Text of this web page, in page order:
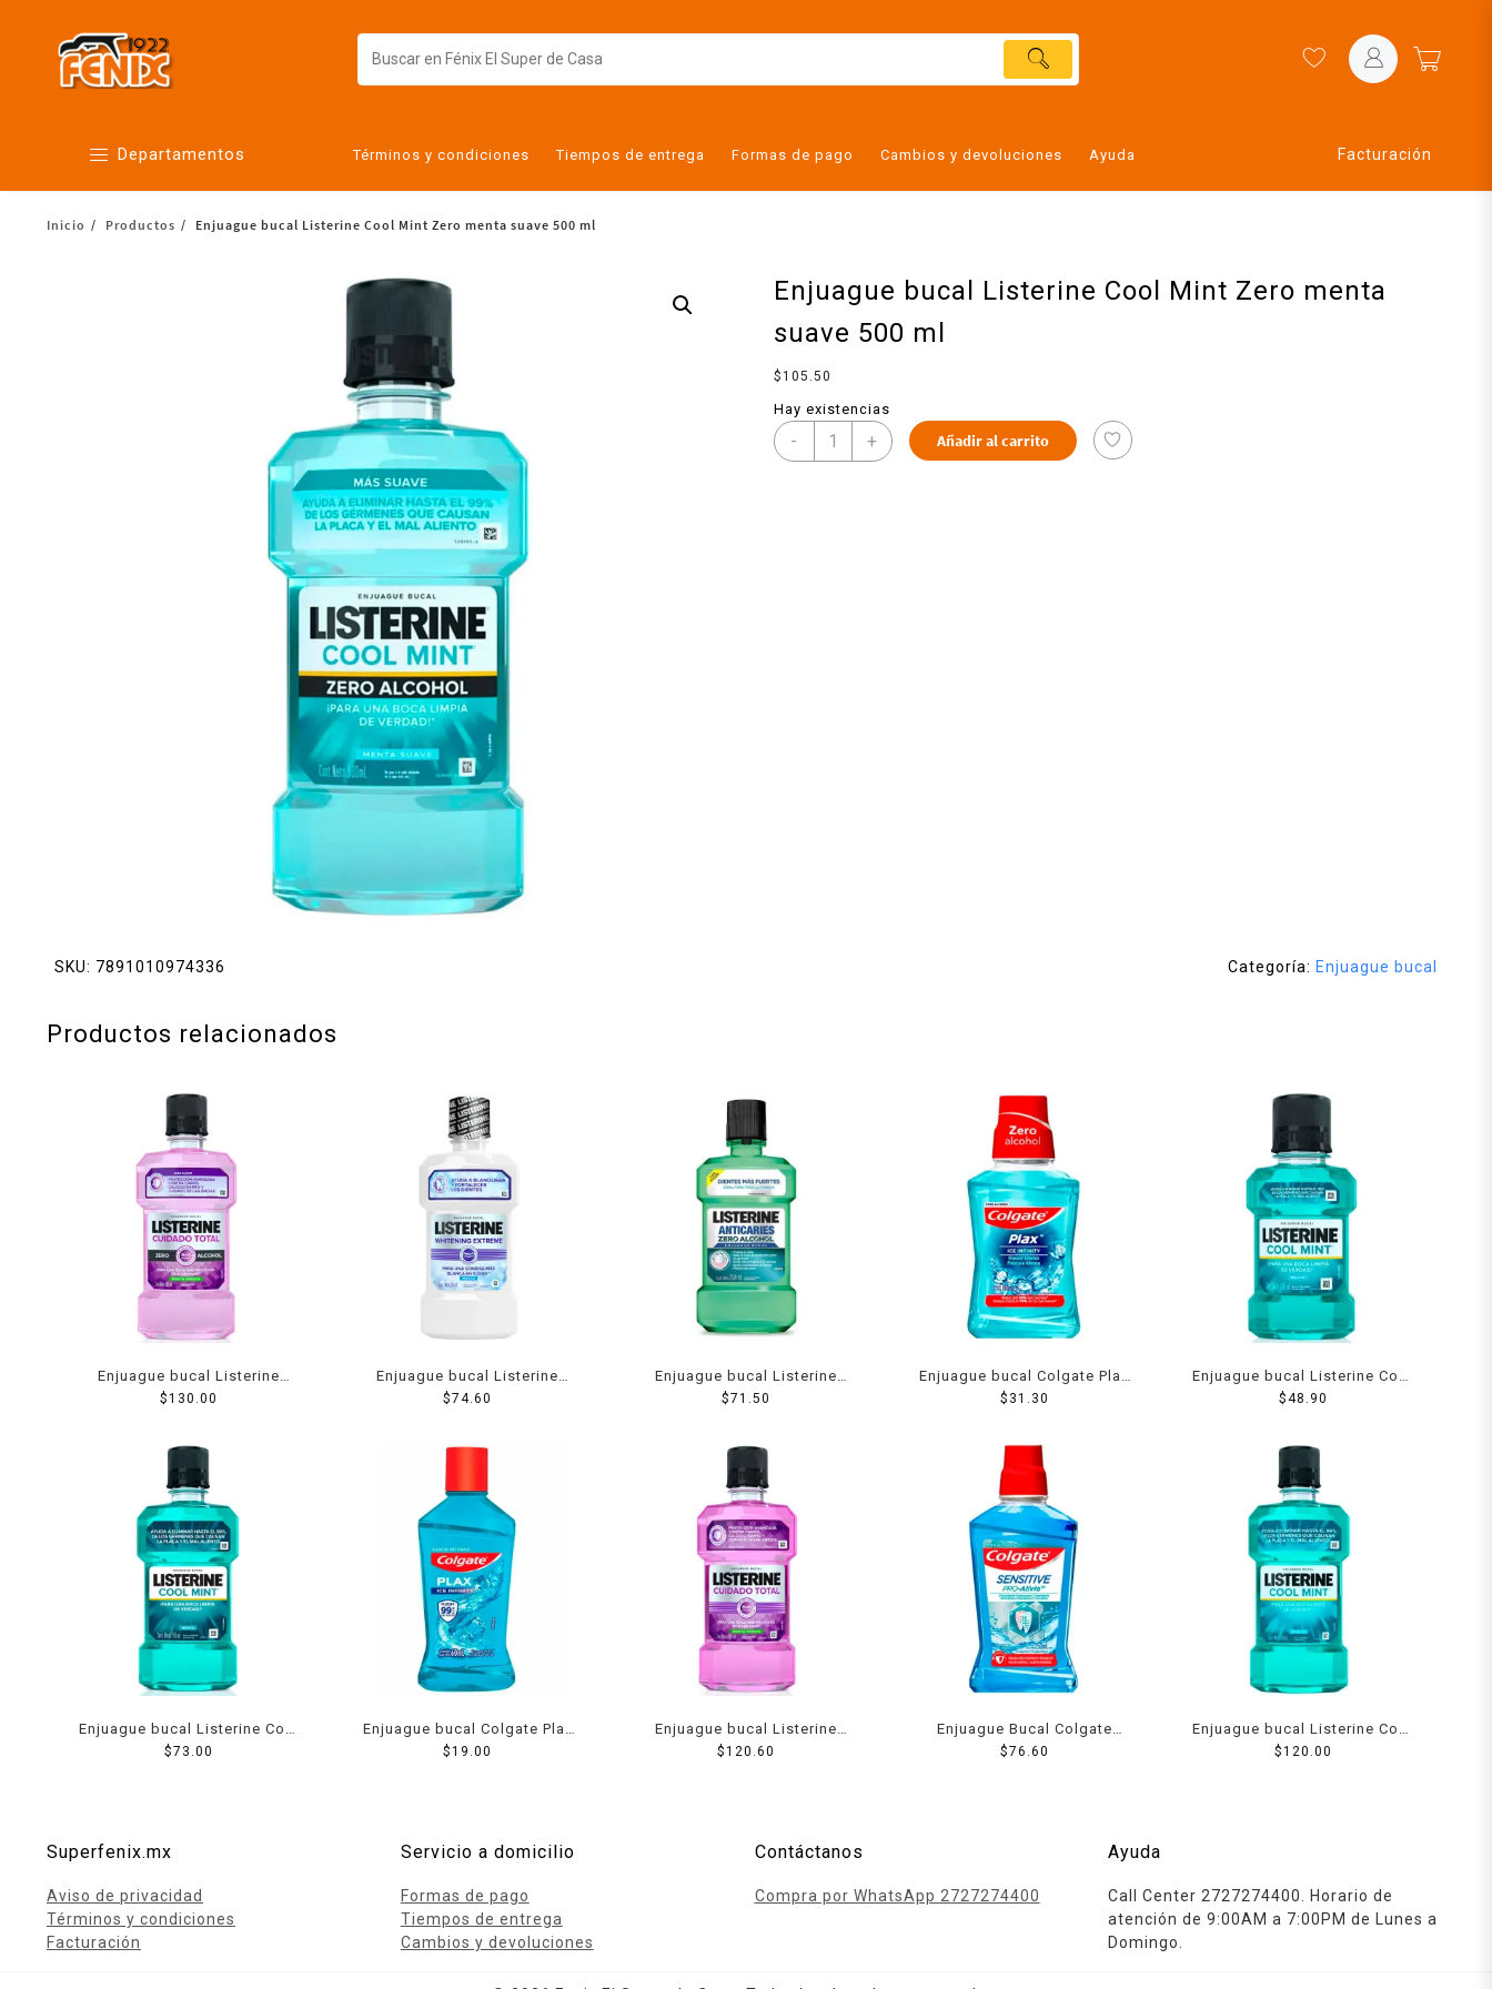
Departamentos
Alimentos
Términos y condiciones Tiempos de entrega Formas de pago Cambios y devoluciones Ayuda Facturación
Inicio Productos Enjuague bucal Listerine Cool Mint Zero menta suave 500 ml
Enjuague bucal Listerine Cool Mint Zero menta
suave 500 ml
$ 105.50
Hay existencias
- + Añadir al carrito
SKU: 7891010974336 Categoría: Enjuague bucal
Productos relacionados
Enjuague bucal Listerine
Cuidado Total Zero menta
$130.00
Enjuague bucal Listerine
Whitening Extreme menta 236
$74.60
Enjuague bucal Listerine
Anticaries Zero anticaries
$71.50
Enjuague bucal Colgate Plax
ice infinity zero alcohol 180
$ 31.30
Enjuague bucal Listerine Cool
Mint menta 180 ml
$48.90
Enjuague bucal Listerine Cool
Mint 250 ml
$73.00
Enjuague bucal Colgate Plax
ice infinity 60 ml
$19.00
Enjuague bucal Listerine
Cuidado Total menta fresca
$120.60
Enjuague Bucal Colgate
Sensitive Pro-Alivio Remueve
$76.60
Enjuague bucal Listerine Cool
Mint menta 500 ml
$120.00
Superfenix.mx
Aviso de privacidad
Términos y condiciones
Facturación
Servicio a domicilio
Formas de pago
Tiempos de entrega
Cambios y devoluciones
Contáctanos
Compra por WhatsApp 2727274400
Ayuda
Call Center 2727274400. Horario de
atención de 9:00AM a 7:00PM de Lunes a
Domingo.